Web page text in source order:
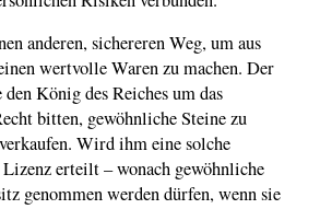
anderen, sichereren Weg, um aus
wertvolle Waren zu machen. Der
König des Reiches um das
bitten, gewöhnliche Steine zu
Wird ihm eine solche
erteilt – wonach gewöhnliche
genommen werden dürfen, wenn sie